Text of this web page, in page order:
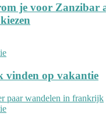
je voor Zanzibar
vinden op vakantie